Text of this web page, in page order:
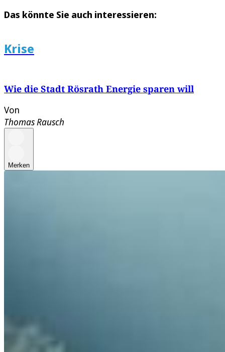
Das könnte Sie auch interessieren:
Krise
Wie die Stadt Rösrath Energie sparen will
Von
Thomas Rausch
Merken